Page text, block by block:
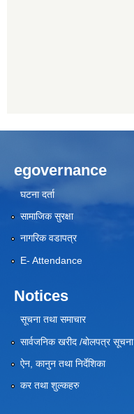
egovernance
घटना दर्ता
सामाजिक सुरक्षा
नागरिक वडापत्र
E- Attendance
Notices
सूचना तथा समाचार
सार्वजनिक खरीद /बोलपत्र सूचना
ऐन, कानुन तथा निर्देशिका
कर तथा शुल्कहरु